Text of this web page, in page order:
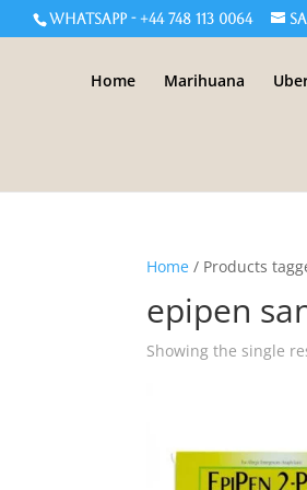
WHATSAPP - +44 748 113 0064
Home Marihuana
Home / Products
epipen
Showing the single